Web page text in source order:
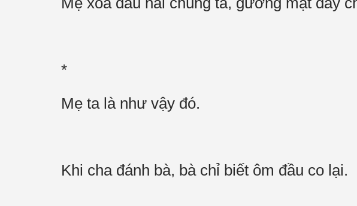
*
Mẹ ta là như vậy đó.
Khi cha đánh bà, bà chỉ biết ôm đầu co lại.